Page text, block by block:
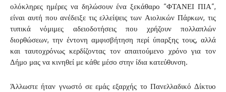
ολόκληρες ημέρες να δηλώσουν ένα ξεκάθαρο “ΦΤΑΝΕΙ ΠΙΑ”,
είναι αυτή που ανέδειξε τις ελλείψεις των Αιολικών Πάρκων, τις
τυπικά νόμιμες αδειοδοτήσεις που χρήζουν πολλαπλών
διορθώσεων, την έντονη αμφισβήτηση περί ύπαρξης τους, αλλά
και ταυτοχρόνως κερδίζοντας τον απαιτούμενο χρόνο για τον
Δήμο μας να κινηθεί με κάθε μέσο στην ίδια κατεύθυνση.
Άλλωστε ήταν γνωστό σε εμάς εξαρχής το Πανελλαδικό Δίκτυο